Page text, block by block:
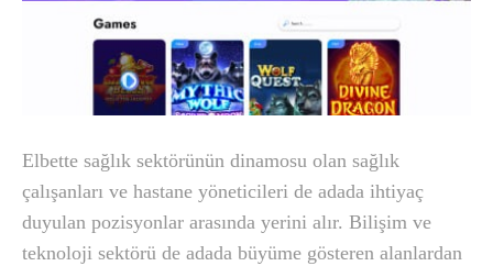
Elbette sağlık sektörünün dinamosu olan sağlık
çalışanları ve hastane yöneticileri de adada ihtiyaç
duyulan pozisyonlar arasında yerini alır. Bilişim ve
teknoloji sektörü de adada büyüme gösteren alanlardan